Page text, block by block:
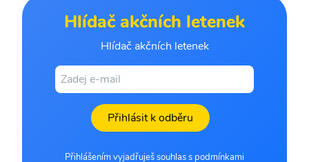
Hlídač akčních letenek
Hlídač akčních letenek
Přihlásit k odběru
Přihlášením vyjadřuješ souhlas s podmínkami